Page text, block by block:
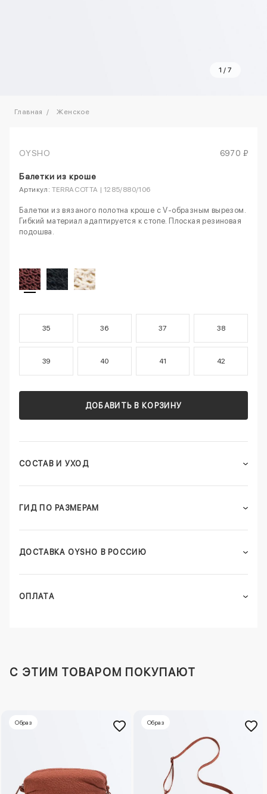
1 / 7
Главная Женское
OYSHO 6970 ₽
Балетки из кроше
Артикул: TERRACOTTA | 1285/880/106
Балетки из вязаного полотна кроше с V-образным вырезом.
Гибкий материал адаптируется к стопе. Плоская резиновая
подошва.
35 36 37 38
39 40 41 42
ДОБАВИТЬ В КОРЗИНУ
СОСТАВ И УХОД
ГИД ПО РАЗМЕРАМ
ДОСТАВКА OYSHO В РОССИЮ
ОПЛАТА
C ЭТИМ ТОВАРОМ ПОКУПАЮТ
Образ Образ